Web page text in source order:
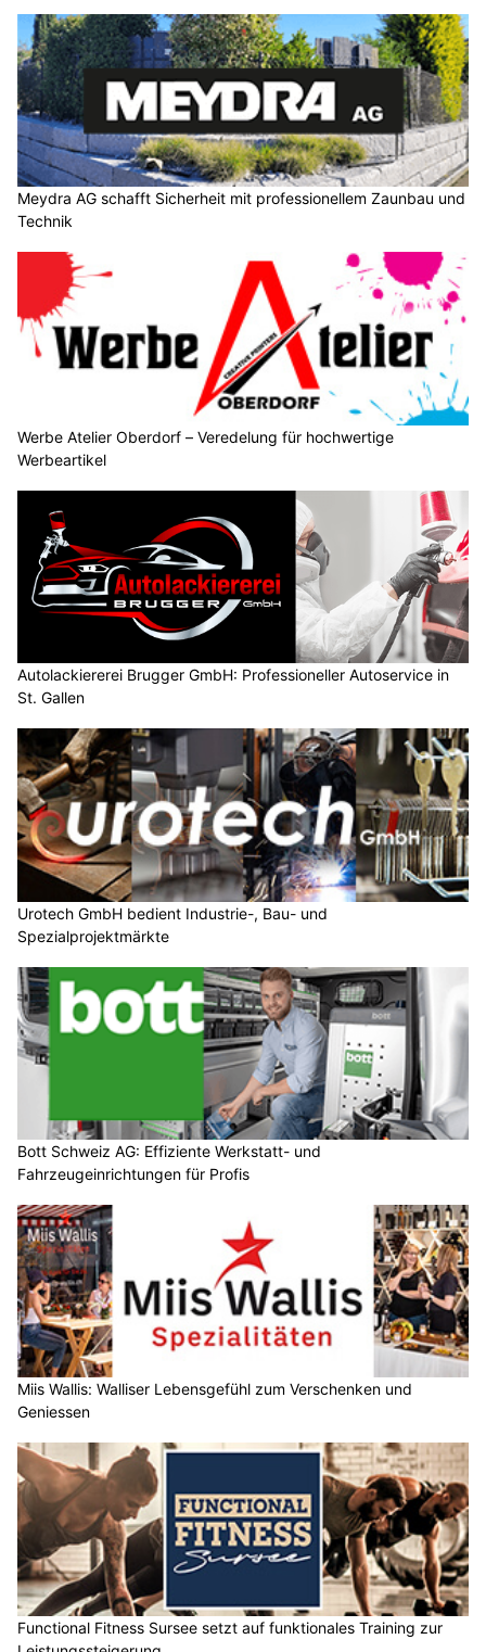
Meydra AG schafft Sicherheit mit professionellem Zaunbau und
Technik
Werbe Atelier Oberdorf – Veredelung für hochwertige
Werbeartikel
Autolackiererei Brugger GmbH: Professioneller Autoservice in
St. Gallen
Urotech GmbH bedient Industrie-, Bau- und
Spezialprojektmärkte
Bott Schweiz AG: Effiziente Werkstatt- und
Fahrzeugeinrichtungen für Profis
Miis Wallis: Walliser Lebensgefühl zum Verschenken und
Geniessen
Functional Fitness Sursee setzt auf funktionales Training zur